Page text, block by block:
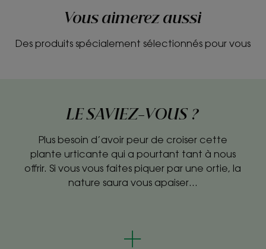
Vous aimerez aussi
Des produits spécialement sélectionnés pour vous
LE SAVIEZ-VOUS ?
Plus besoin d’avoir peur de croiser cette
plante urticante qui a pourtant tant à nous
offrir. Si vous vous faites piquer par une ortie, la
nature saura vous apaiser…